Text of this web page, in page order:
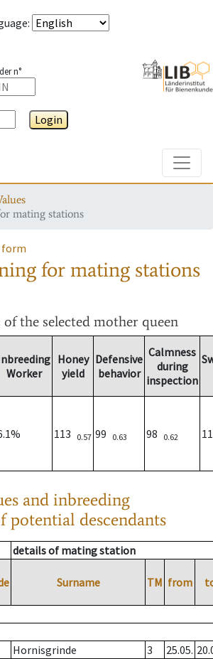
:
n°
Login
mating stations
for mating stations
of the selected mother queen
Worker
Honey
yield
Defensive
behavior
Calmness
during
inspection
113 0.57 99 0.63 98 0.62
and inbreeding
potential descendants
details of mating station
Surname TM from
Hornisgrinde 3 25.05.